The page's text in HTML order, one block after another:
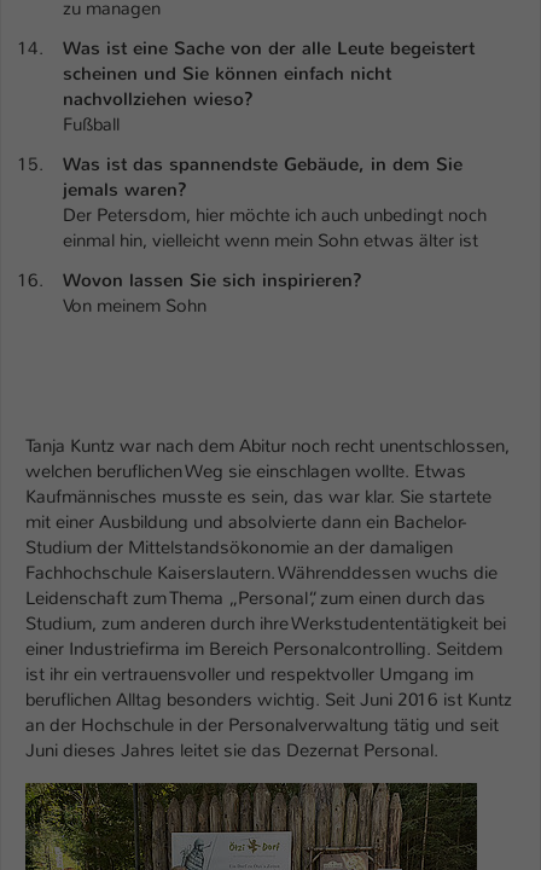
zu managen
Was ist eine Sache von der alle Leute begeistert
scheinen und Sie können einfach nicht
nachvollziehen wieso?
Fußball
Was ist das spannendste Gebäude, in dem Sie
jemals waren?
Der Petersdom, hier möchte ich auch unbedingt noch
einmal hin, vielleicht wenn mein Sohn etwas älter ist
Wovon lassen Sie sich inspirieren?
Von meinem Sohn
Show larger version
Tanja Kuntz war nach dem Abitur noch recht unentschlossen,
welchen beruflichen Weg sie einschlagen wollte. Etwas
Kaufmännisches musste es sein, das war klar. Sie startete
mit einer Ausbildung und absolvierte dann ein Bachelor-
Studium der Mittelstandsökonomie an der damaligen
Fachhochschule Kaiserslautern. Währenddessen wuchs die
Leidenschaft zum Thema „Personal“, zum einen durch das
Studium, zum anderen durch ihre Werkstudententätigkeit bei
einer Industriefirma im Bereich Personalcontrolling. Seitdem
ist ihr ein vertrauensvoller und respektvoller Umgang im
beruflichen Alltag besonders wichtig. Seit Juni 2016 ist Kuntz
an der Hochschule in der Personalverwaltung tätig und seit
Juni dieses Jahres leitet sie das Dezernat Personal.